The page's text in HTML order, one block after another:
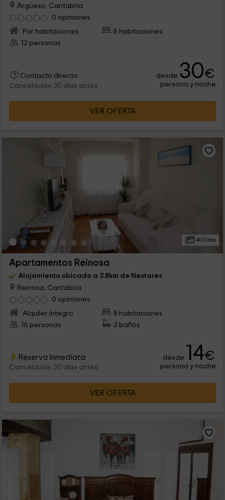
Argüeso, Cantabria
0 opiniones
Por habitaciones
5 habitaciones
12 personas
Contacto directo
Cancelación 30 días antes
desde 30€
persona y noche
VER OFERTA
40 Fotos
Apartamentos Reinosa
Alojamiento ubicado a 3.8km de Nestares
Reinosa, Cantabria
0 opiniones
Alquiler íntegro
8 habitaciones
16 personas
3 baños
Reserva inmediata
Cancelación 30 días antes
desde 14€
persona y noche
VER OFERTA